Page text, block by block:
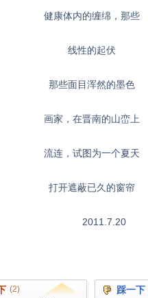
健康体内的缠绵，那些
线性的起伏
那些面目浑然的墨色
画家，在晋南的山峦上
流连，试图为一个夏天
打开遮蔽已久的窗帘
2011.7.20
(2) 踩一下